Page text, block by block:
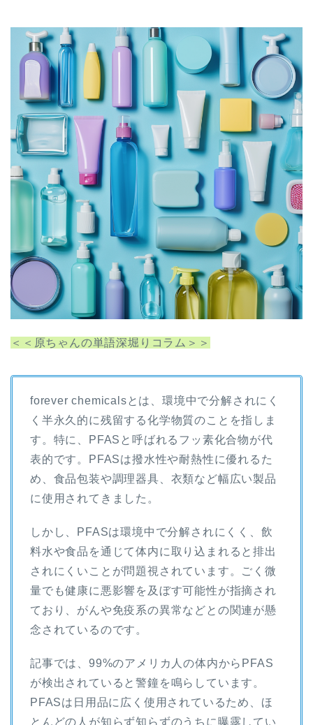
＜＜原ちゃんの単語深堀りコラム＞＞
forever chemicalsとは、環境中で分解されにく
く半永久的に残留する化学物質のことを指しま
す。特に、PFASと呼ばれるフッ素化合物が代
表的です。PFASは撥水性や耐熱性に優れるた
め、食品包装や調理器具、衣類など幅広い製品
に使用されてきました。
しかし、PFASは環境中で分解されにくく、飲
料水や食品を通じて体内に取り込まれると排出
されにくいことが問題視されています。ごく微
量でも健康に悪影響を及ぼす可能性が指摘され
ており、がんや免疫系の異常などとの関連が懸
念されているのです。
記事では、99%のアメリカ人の体内からPFAS
が検出されていると警鐘を鳴らしています。
PFASは日用品に広く使用されているため、ほ
とんどの人が知らず知らずのうちに曝露してい